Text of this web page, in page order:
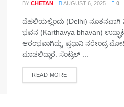
BY CHETAN AUGUST 6, 2025 0
ದೆಹಲಿಯಲ್ಲಿಂದು (Delhi) ನೂತನವಾಗಿ
ಭವನ (Karthavya bhavan)
ಆರಂಭವಾಗಿದ್ದು, ಪ್ರಧಾನಿ ನರೇಂದ್ರ
ಮಾಡಲಿದ್ದಾರೆ. ಸೆಂಟ್ರಲ್ ...
READ MOREDETAILS